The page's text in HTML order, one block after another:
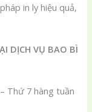
in ly hiệu quả,
DỊCH VỤ BAO BÌ
Thứ 7 hàng tuần